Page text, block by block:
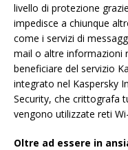
livello di protezione
impedisce a chiunque
come i servizi di
mail o altre informazioni
beneficiare del servizio
integrato nel Kaspersky
Security, che crittografa
vengono utilizzate reti
Oltre ad essere in